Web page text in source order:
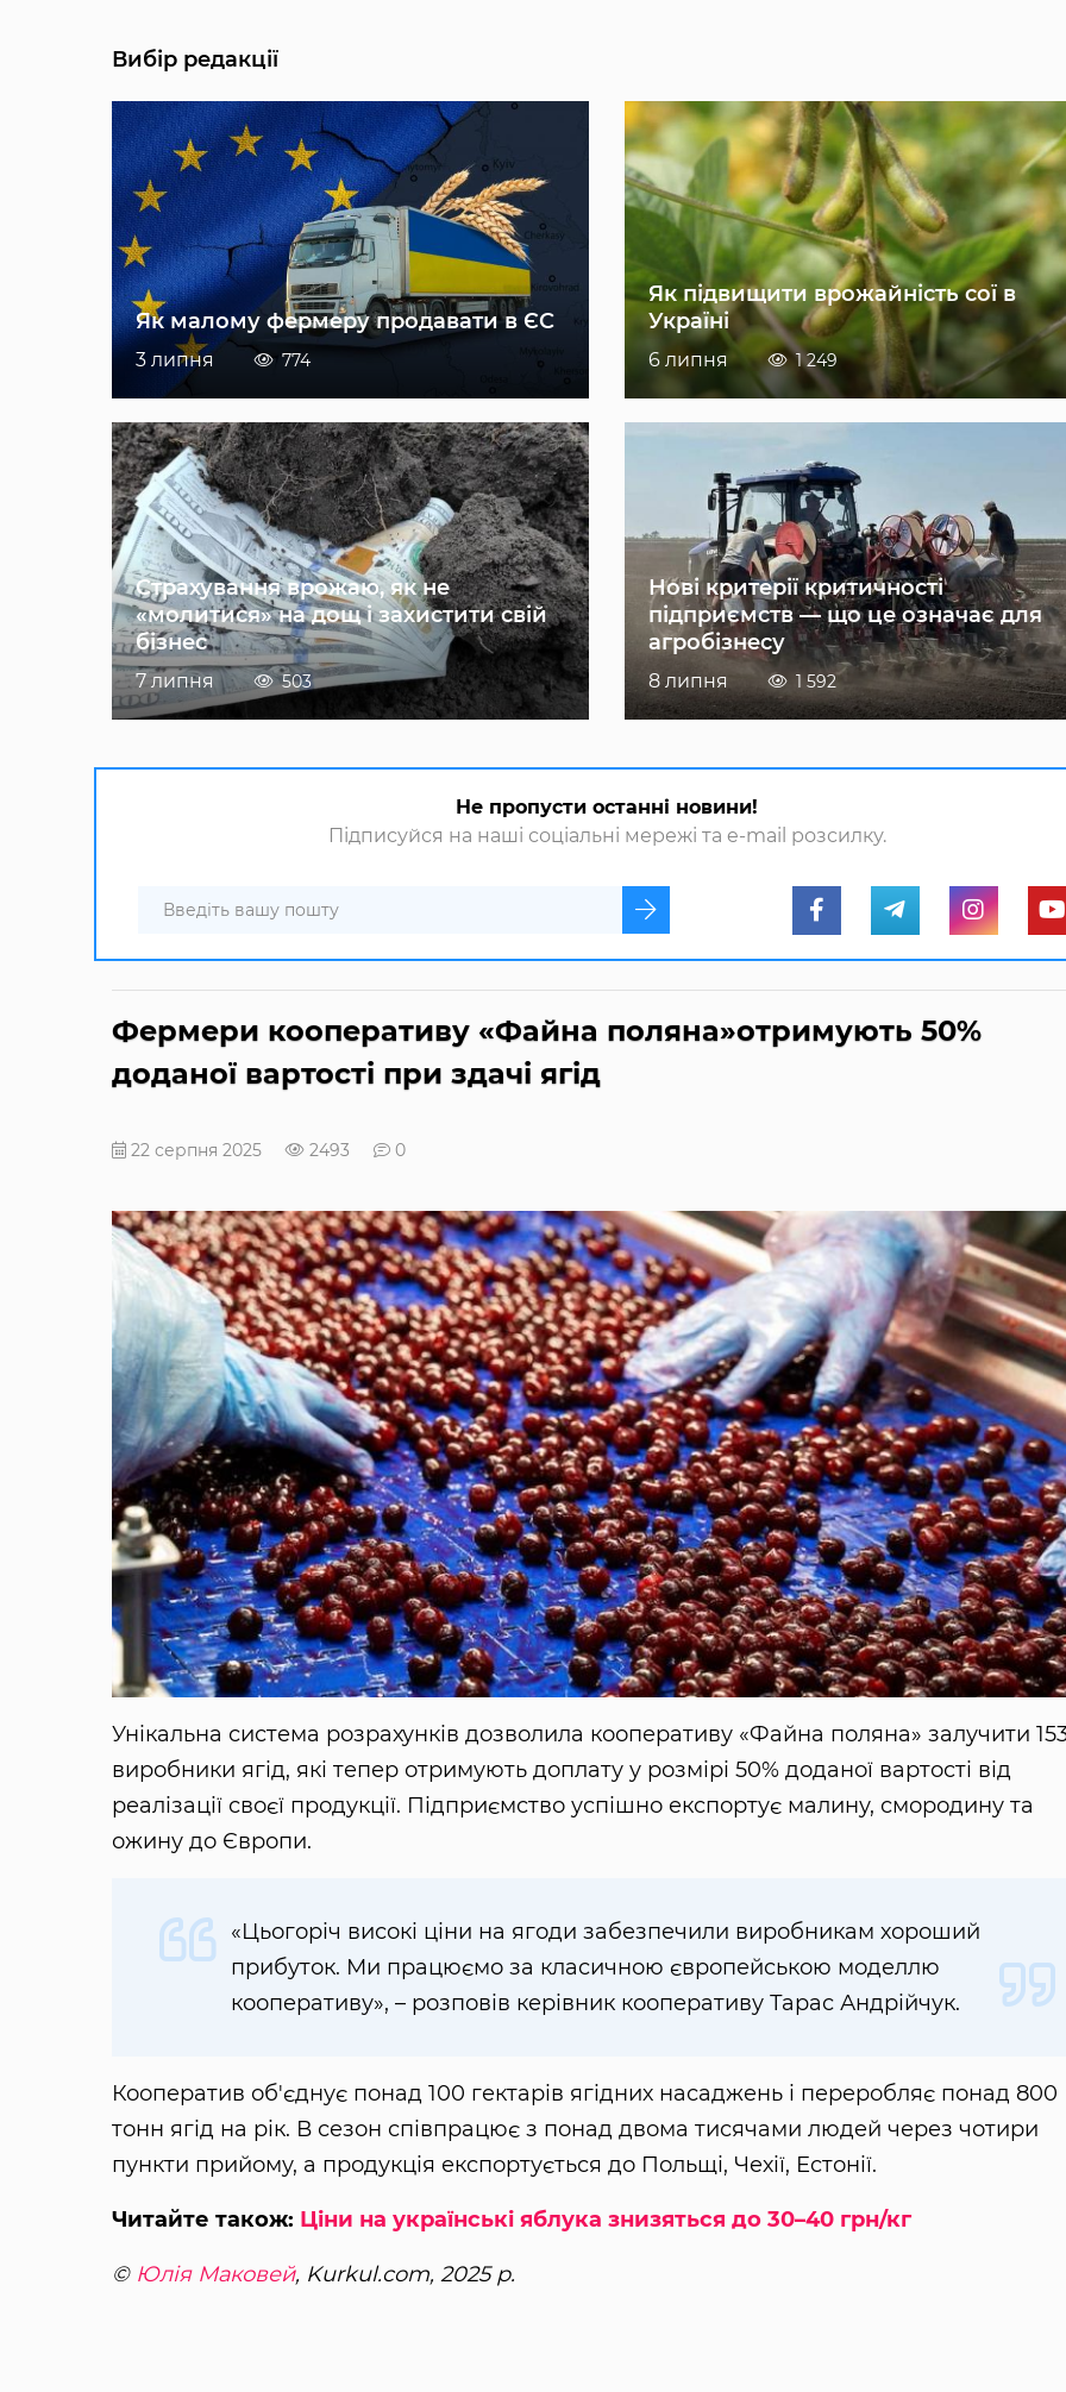
Вибір редакції
Як малому фермеру продавати в ЄС
3 липня 774
Як підвищити врожайність сої в
Україні
6 липня 1 249
Страхування врожаю, як не
«молитися» на дощ і захистити свій
бізнес
7 липня 503
Нові критерії критичності
підприємств — що це означає для
агробізнесу
8 липня 1 592
Не пропусти останні новини!
Підписуйся на наші соціальні мережі та e-mail розсилку.
Фермери кооперативу «Файна поляна»отримують 50%
доданої вартості при здачі ягід
22 серпня 2025 2493 0
Унікальна система розрахунків дозволила кооперативу «Файна поляна» залучити
виробники ягід, які тепер отримують доплату у розмірі 50% доданої вартості від
реалізації своєї продукції. Підприємство успішно експортує малину, смородину та
ожину до Європи.
«Цьогоріч високі ціни на ягоди забезпечили виробникам хороший
прибуток. Ми працюємо за класичною європейською моделлю
кооперативу», – розповів керівник кооперативу Тарас Андрійчук.
Кооператив об'єднує понад 100 гектарів ягідних насаджень і переробляє понад 800
тонн ягід на рік. В сезон співпрацює з понад двома тисячами людей через чотири
пункти прийому, а продукція експортується до Польщі, Чехії, Естонії.
Читайте також: Ціни на українські яблука знизяться до 30–40 грн/кг
© Юлія Маковей, Kurkul.com, 2025 р.